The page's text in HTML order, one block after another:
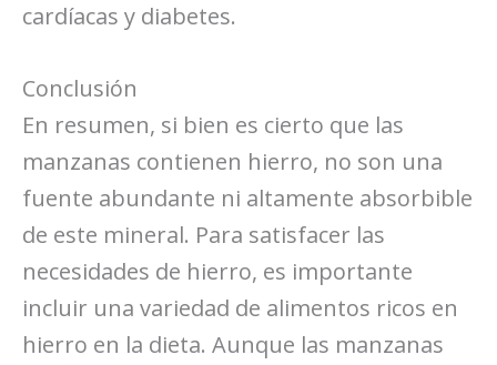
cardíacas y diabetes.
Conclusión
En resumen, si bien es cierto que las
manzanas contienen hierro, no son una
fuente abundante ni altamente absorbible
de este mineral. Para satisfacer las
necesidades de hierro, es importante
incluir una variedad de alimentos ricos en
hierro en la dieta. Aunque las manzanas